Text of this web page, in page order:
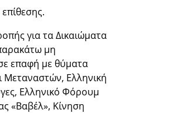
για τα Δικαιώματα
μη
σε επαφή με θύματα
Μεταναστών, Ελληνική
Ελληνικό Φόρουμ
«Βαβέλ», Κίνηση